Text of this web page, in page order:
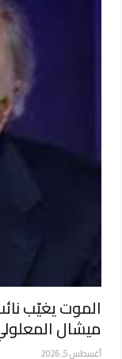
الموت يغيّب
ميشال
أغسطس 5, 2026